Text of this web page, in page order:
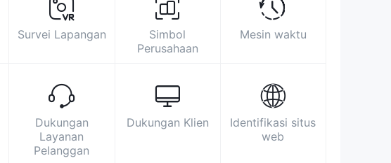
Survei Lapangan
Simbol
Perusahaan
Mesin waktu
Dukungan
Layanan
Pelanggan
Dukungan Klien
Identifikasi situs
web